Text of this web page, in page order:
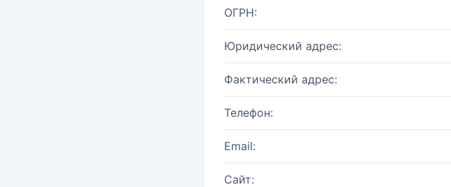
ОГРН:
Юридический адрес:
Фактический адрес:
Телефон:
Email:
Сайт: